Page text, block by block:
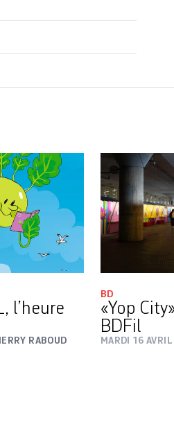
l’heure
RABOUD
BD
«Yop
BDFil
MARDI 16